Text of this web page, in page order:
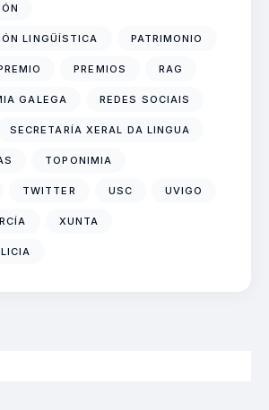
LINGÜÍSTICA PATRIMONIO
PREMIOS RAG
GALEGA REDES SOCIAIS
SECRETARÍA XERAL DA LINGUA
TOPONIMIA
TWITTER USC UVIGO
XUNTA